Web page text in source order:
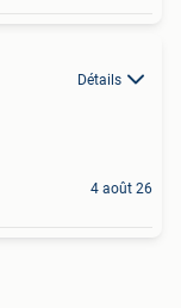
Détails
4 août 26